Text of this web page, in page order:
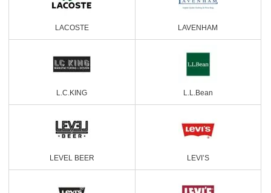
LACOSTE LAVENHAM
L.C.KING L.L.Bean
LEVEL BEER LEVI’S